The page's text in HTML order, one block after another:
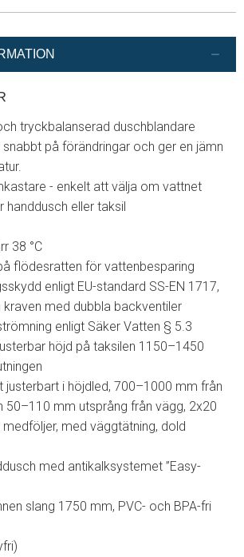
tryckbalanserad duschblandare
på förändringar och ger en jämn
- enkelt att välja om vattnet
handdusch eller taksil
38 °C
flödesratten för vattenbesparing
enligt EU-standard SS-EN 1717,
kraven med dubbla backventiler
enligt Säker Vatten § 5.3
höjd på taksilen 1150–1450
justerbart i höjdled, 700–1000 mm från
50–110 mm utsprång från vägg, 2x20
med väggtätning, dold
med antikalksystemet ”Easy-
slang 1750 mm, PVC- och BPA-fri